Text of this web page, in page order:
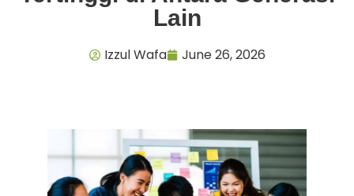
Lain
Izzul Wafa June 26, 2026